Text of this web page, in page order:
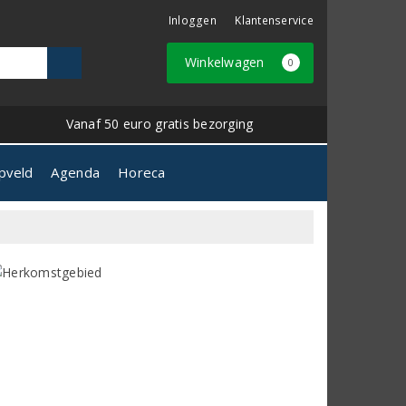
Inloggen Klantenservice
Winkelwagen 0
Vanaf 50 euro gratis bezorging
Agenda Horeca